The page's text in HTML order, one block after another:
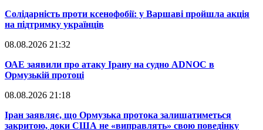
​Солідарність проти ксенофобії: у Варшаві пройшла акція
на підтримку українців
08.08.2026 21:32
​ОАЕ заявили про атаку Ірану на судно ADNOC в
Ормузькій протоці
08.08.2026 21:18
​Іран заявляє, що Ормузька протока залишатиметься
закритою, доки США не «виправлять» свою поведінку